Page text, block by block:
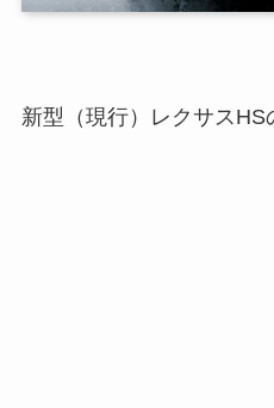
新型（現行）レクサスHS